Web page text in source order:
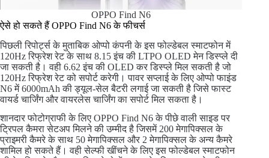
OPPO Find N6
ऐसे हो सकते हैं OPPO Find N6 के फीचर्स
पिछली रिपोर्ट्स के मुताबिक ओप्पो कंपनी के इस फोल्डेबल स्माटफोन में
120Hz रिफ्रेश रेट के साथ 8.15 इंच की LTPO OLED मेन डिस्प्ले दी
जा सकती है। वही 6.62 इंच की OLED कर डिस्प्ले मिल सकती है जो
120Hz रिफ्रेश रेट को सपोर्ट करेगी। पावर सप्लाई के लिए ओप्पो फाइंड
N6 में 6000mAh की ड्यूल-सेल बैटरी लगाई जा सकती है जिसे फास्ट
वायर्ड चार्जिंग और वायरलेस चार्जिंग का सपोर्ट मिल सकता है।
शानदार फोटोग्राफी के लिए OPPO Find N6 के पीछे वाली साइड पर
ट्रिपल कैमरा सेटअप मिलने की उम्मीद है जिसमें 200 मेगापिक्सल के
प्राइमरी कैमरे के साथ 50 मेगापिक्सल और 2 मेगापिक्सल के अन्य कैमरे
शामिल हो सकते हैं। वही सेल्फी खींचने के लिए इस फोल्डेबल स्माटफोन